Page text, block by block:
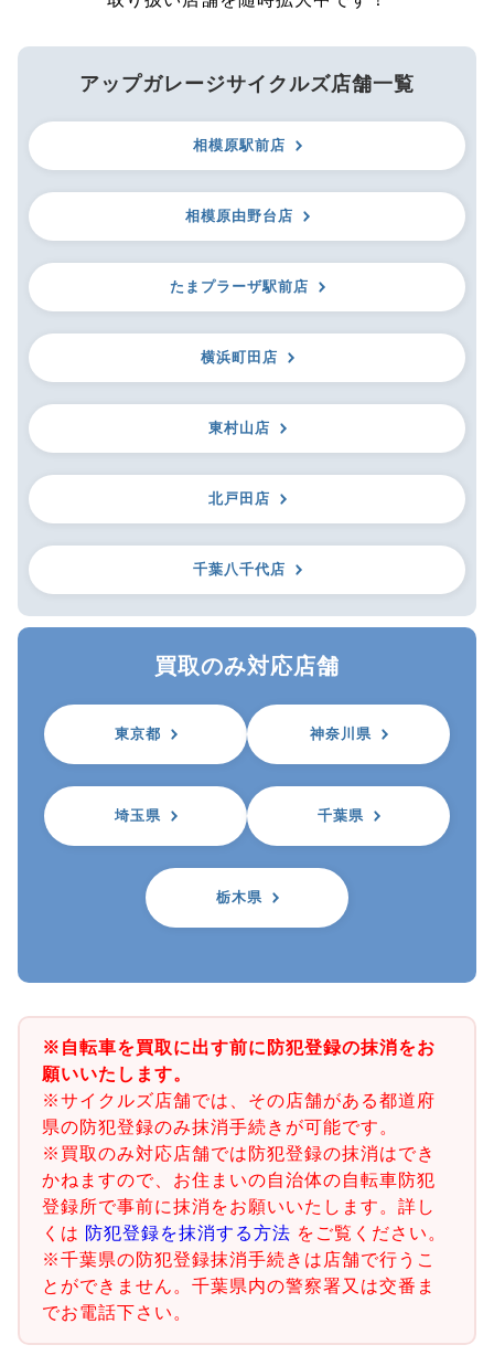
アップガレージサイクルズ店舗一覧
相模原駅前店
相模原由野台店
たまプラーザ駅前店
横浜町田店
東村山店
北戸田店
千葉八千代店
買取のみ対応店舗
東京都 神奈川県
埼玉県 千葉県
栃木県
※自転車を買取に出す前に防犯登録の抹消をお
願いいたします。
※サイクルズ店舗では、その店舗がある都道府
県の防犯登録のみ抹消手続きが可能です。
※買取のみ対応店舗では防犯登録の抹消はでき
かねますので、お住まいの自治体の自転車防犯
登録所で事前に抹消をお願いいたします。詳し
くは 防犯登録を抹消する方法 をご覧ください。
※千葉県の防犯登録抹消手続きは店舗で行うこ
とができません。千葉県内の警察署又は交番ま
でお電話下さい。